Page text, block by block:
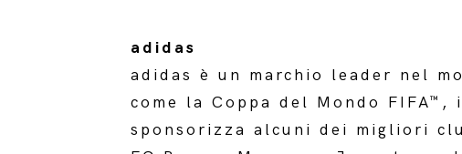
adidas
adidas è un marchio leader nel
come la Coppa del Mondo FIFA™,
sponsorizza alcuni dei migliori